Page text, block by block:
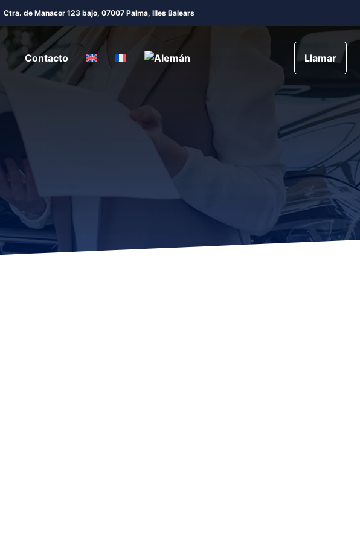
Ctra. de Manacor 123 bajo, 07007 Palma, Illes Balears
Contacto Llamar